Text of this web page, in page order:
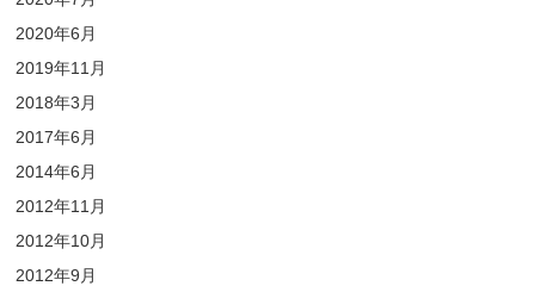
2020年6月
2019年11月
2018年3月
2017年6月
2014年6月
2012年11月
2012年10月
2012年9月